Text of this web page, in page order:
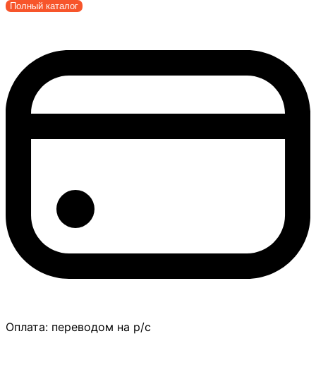
Полный каталог
Оплата: переводом на р/с